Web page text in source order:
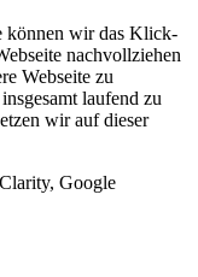
können wir das Klick-
nachvollziehen
Webseite zu
laufend zu
wir auf dieser
Google